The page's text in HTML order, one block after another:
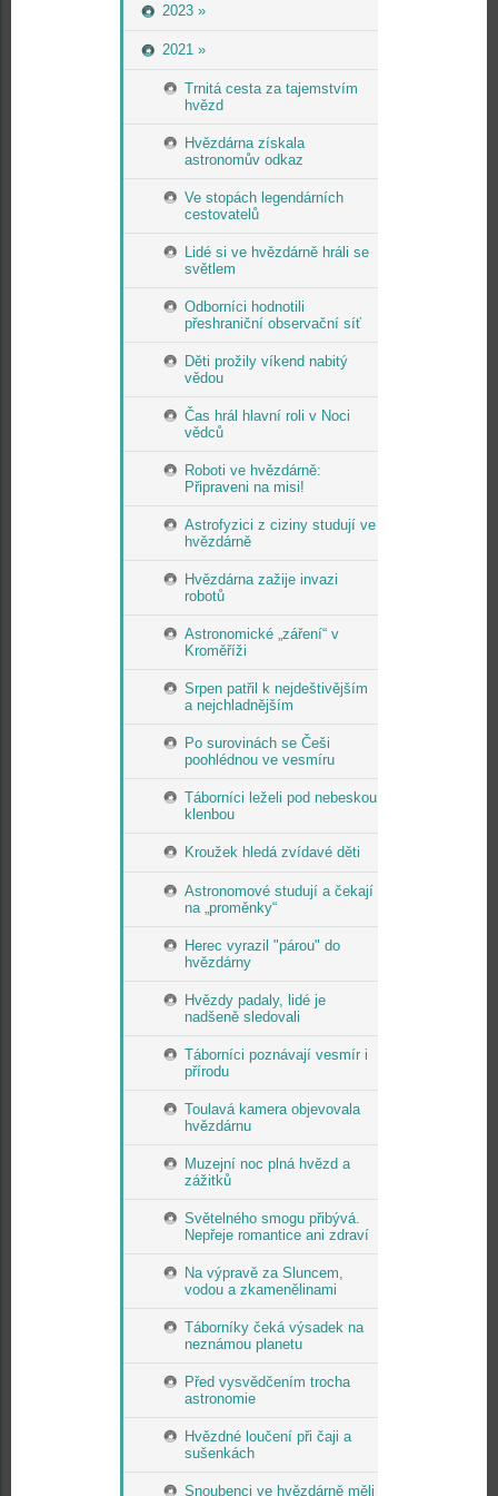
2023 »
2021 »
Trnitá cesta za tajemstvím
hvězd
Hvězdárna získala
astronomův odkaz
Ve stopách legendárních
cestovatelů
Lidé si ve hvězdárně hráli se
světlem
Odborníci hodnotili
přeshraniční observační síť
Děti prožily víkend nabitý
vědou
Čas hrál hlavní roli v Noci
vědců
Roboti ve hvězdárně:
Připraveni na misi!
Astrofyzici z ciziny studují ve
hvězdárně
Hvězdárna zažije invazi
robotů
Astronomické „záření“ v
Kroměříži
Srpen patřil k nejdeštivějším
a nejchladnějším
Po surovinách se Češi
poohlédnou ve vesmíru
Táborníci leželi pod nebeskou
klenbou
Kroužek hledá zvídavé děti
Astronomové studují a čekají
na „proměnky“
Herec vyrazil "párou" do
hvězdárny
Hvězdy padaly, lidé je
nadšeně sledovali
Táborníci poznávají vesmír i
přírodu
Toulavá kamera objevovala
hvězdárnu
Muzejní noc plná hvězd a
zážitků
Světelného smogu přibývá.
Nepřeje romantice ani zdraví
Na výpravě za Sluncem,
vodou a zkamenělinami
Táborníky čeká výsadek na
neznámou planetu
Před vysvědčením trocha
astronomie
Hvězdné loučení při čaji a
sušenkách
Snoubenci ve hvězdárně měli